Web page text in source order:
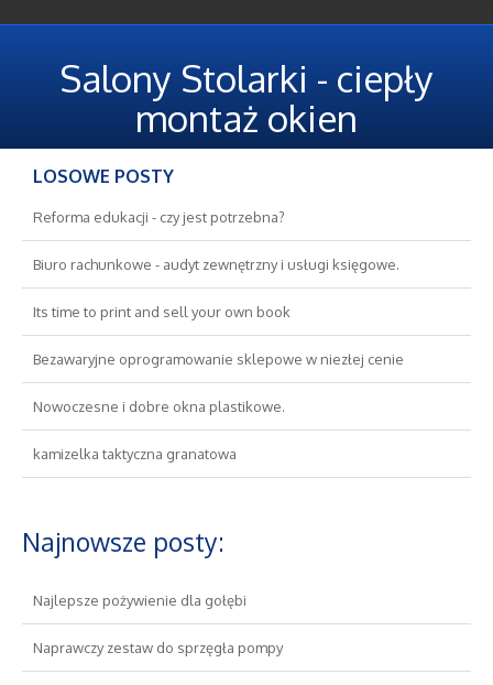
Oferty Pracy
Ekologia
Banki, Przelewy, Waluty, Kantory
Wykończenia
Projektowanie
Remonty, Elektryk, Hydraulik
Drzwi i Okna
Salony Stolarki - ciepły
montaż okien
LOSOWE POSTY
Reforma edukacji - czy jest potrzebna?
Biuro rachunkowe - audyt zewnętrzny i usługi księgowe.
Its time to print and sell your own book
Bezawaryjne oprogramowanie sklepowe w niezłej cenie
Nowoczesne i dobre okna plastikowe.
kamizelka taktyczna granatowa
Najnowsze posty:
Najlepsze pożywienie dla gołębi
Naprawczy zestaw do sprzęgła pompy